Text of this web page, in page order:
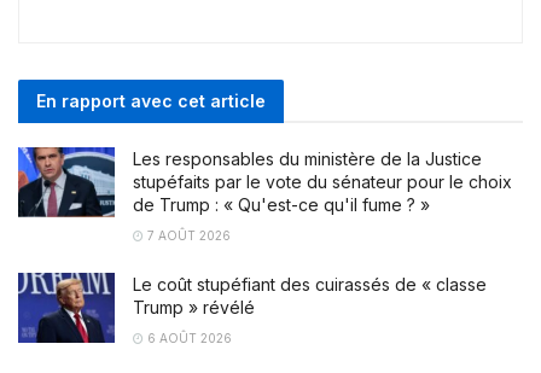
En rapport avec cet article
Les responsables du ministère de la Justice
stupéfaits par le vote du sénateur pour le choix
de Trump : « Qu'est-ce qu'il fume ? »
7 AOÛT 2026
Le coût stupéfiant des cuirassés de « classe
Trump » révélé
6 AOÛT 2026